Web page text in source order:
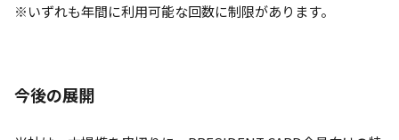
※いずれも年間に利用可能な回数に制限があります。
今後の展開